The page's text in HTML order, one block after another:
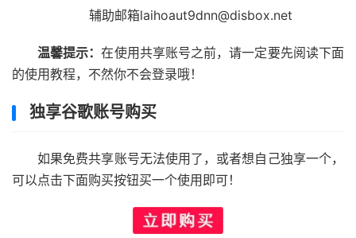
辅助邮箱laihoaut9dnn@disbox.net
温馨提示：在使用共享账号之前，请一定要先阅读下面
的使用教程，不然你不会登录哦！
独享谷歌账号购买
如果免费共享账号无法使用了，或者想自己独享一个，
可以点击下面购买按钮买一个使用即可！